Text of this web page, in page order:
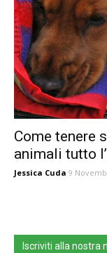
Come tenere
animali tutto
Jessica Cuda 9
Iscriviti alla nostra